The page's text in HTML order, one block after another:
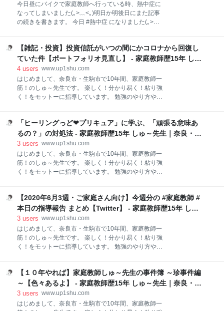
★ ブログが相変わらず停滞(｡>﹏<｡) ★ 食べすぎ &運動
不足(｡>﹏<｡) TO DOリスト ★ ブログを続ける&内容の
ある記事をしっかり書く！ ★ もう少しブロガーさん、
今日昼にバイクで家庭教師へ行っている時、熱中症に
なってしまいました(｡>﹏<｡)明日か明後日にまた記事
の続きを書きます。 今日 #熱中症 になりました(｡>﹏
氷枕と塩分補給までしてくださった#スズキステーシ
ョン生駒南 様、 本当にありがとうございました。
https://t.co/Eu0jD3gerX— 家庭教師しゅ～先生＠ブロ
グ村ランキング1位 (@shu_sense) 2020年7月19日
【雑記・投資】投資信託がいつの間にかコロナから回復し
ていた件【ポートフォリオ見直し】 - 家庭教師歴15年 しゅ
～先生｜奈良・生駒の個人契約
4 users www.up1shu.com
はじめまして、奈良市・生駒市で10年間、家庭教師一
筋！のしゅ～先生です。 楽しく！分かり易く！粘り強
く！をモットーに指導しています。 勉強のやり方や、
ってた↑ ポートフォリオを見直し 今後の目標 お金は追
うほど逃げていく！投資はあくまでゲーム・趣味 いつ
の間にか投資がUP↑上がってた↑ みなさん、コロナウ
イルスの影響は家計にも響いていますか？中には給料
が減ったり、株が暴落したり大変なご家庭さんもいる
かもしれないですね(｡>﹏<｡)僕は今年の2月はほぼニー
わない分は投資に回しています。趣味みたいなもので
す。コロナの影響でひどくマイナスになりましたが、
ご覧のように最近になってプラスに回復したようです
「ヒーリングっど❤プリキュア」に学ぶ、「頑張る意味あ
るの？」の対処法 - 家庭教師歴15年 しゅ～先生｜奈良・生
駒の個人契約
3 users www.up1shu.com
はじめまして、奈良市・生駒市で10年間、家庭教師一
筋！のしゅ～先生です。 楽しく！分かり易く！粘り強
く！をモットーに指導しています。 勉強のやり方や、
がみんなの気持ちを代弁？ 解決法は・・・ ～まとめ～
プリキュア復活ッッ！ 嬉しいです！！コロナウイルス
の影響でずっと放送延期していた「ヒーリングっど❤
プリキュア」。2ヶ月ぶりくらいに再開されました！
嬉しいですね(*^^*)改めてみてもEDのダンスのクオリ
ティ、ハンパないっす(｡>﹏<｡)大好きなアニメの一つ
プver) リンク ひなたがみんなの気持ちを代弁？ ストー
リー（あらすじ） | 第13話 | ヒーリングっど♥プリキュ
ア | 東映ア
【2020年6月3週・ご家庭さん向け】今週分の #家庭教師 #
本日の指導報告 まとめ【Twitter】 - 家庭教師歴15年 しゅ
～先生｜奈良・生駒の個人契約
3 users www.up1shu.com
はじめまして、奈良市・生駒市で10年間、家庭教師一
筋！のしゅ～先生です。 楽しく！分かり易く！粘り強
く！をモットーに指導しています。 勉強のやり方や、
校、塾と異なり、家庭教師は指導毎に報告をしていま
す。よく学校・塾で何やっているのか分からないとい
うご家庭さんの話を耳にします。毎回の指導報告によ
ってご家庭さんが生徒さんの現状を把握できるように
なります。 Twitterで、ほぼ毎日 #家庭教師 #本日の指
【１０年やれば】家庭教師しゅ～先生の事件簿 ～珍事件編
～【色々あるよ】 - 家庭教師歴15年 しゅ～先生｜奈良・生
駒の個人契約
3 users www.up1shu.com
はじめまして、奈良市・生駒市で10年間、家庭教師一